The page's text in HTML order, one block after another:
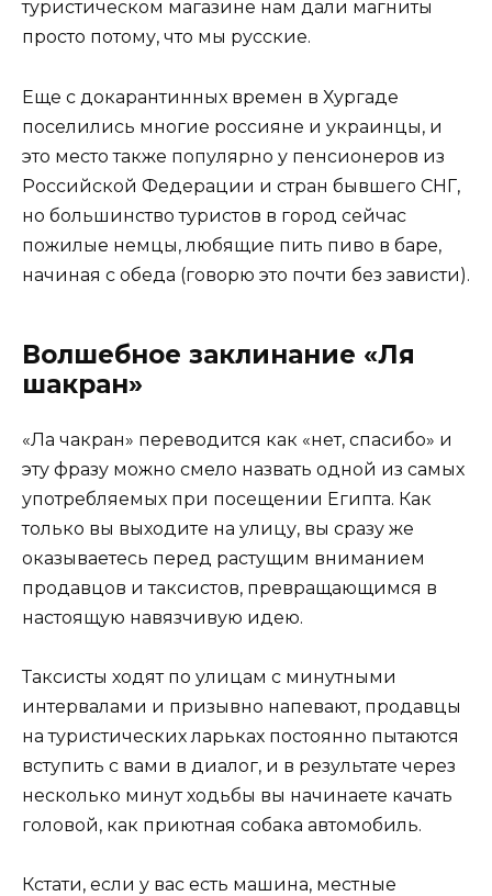
туристическом магазине нам дали магниты
просто потому, что мы русские.
Еще с докарантинных времен в Хургаде
поселились многие россияне и украинцы, и
это место также популярно у пенсионеров из
Российской Федерации и стран бывшего СНГ,
но большинство туристов в город сейчас
пожилые немцы, любящие пить пиво в баре,
начиная с обеда (говорю это почти без зависти).
Волшебное заклинание «Ля
шакран»
«Ла чакран» переводится как «нет, спасибо» и
эту фразу можно смело назвать одной из самых
употребляемых при посещении Египта. Как
только вы выходите на улицу, вы сразу же
оказываетесь перед растущим вниманием
продавцов и таксистов, превращающимся в
настоящую навязчивую идею.
Таксисты ходят по улицам с минутными
интервалами и призывно напевают, продавцы
на туристических ларьках постоянно пытаются
вступить с вами в диалог, и в результате через
несколько минут ходьбы вы начинаете качать
головой, как приютная собака автомобиль.
Кстати, если у вас есть машина, местные